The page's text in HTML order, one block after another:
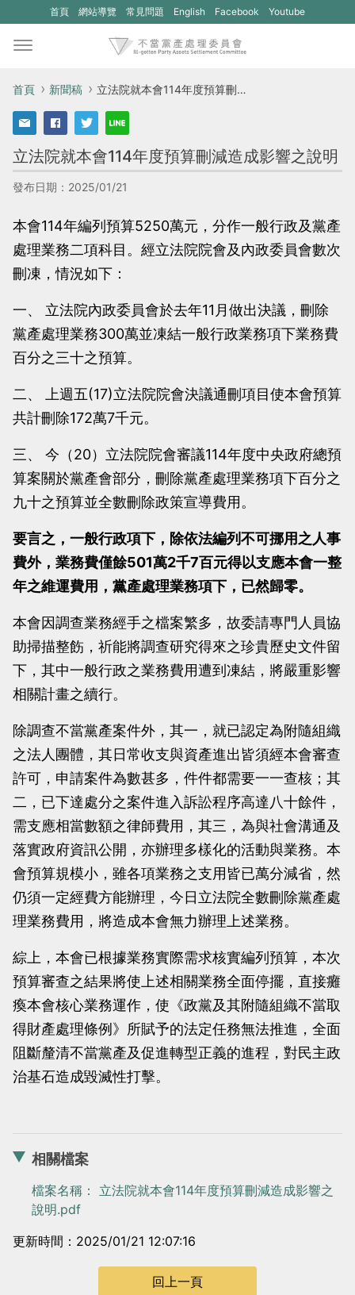
首頁 網站導覽 常見問題 English
(另
視
開
個
新
站：
不
黨
理
委
員
會
Facebook
(另
開
個
新
站：
不
黨
理
委
會
Youtube
首頁 新聞稿 立法院就本會114年度預算刪減造成影響之說明
立法院就本會114年度預算刪減造成影響之說明
發布日期：2025/01/21
本會114年編列預算5250萬元，分作一般行政及黨產
處理業務二項科目。經立法院院會及內政委員會數次
刪凍，情況如下：
一、 立法院內政委員會於去年11月做出決議，刪除
黨產處理業務300萬並凍結一般行政業務項下業務費
百分之三十之預算。
二、 上週五(17)立法院院會決議通刪項目使本會預算
共計刪除172萬7千元。
三、 今（20）立法院院會審議114年度中央政府總預
算案關於黨產會部分，刪除黨產處理業務項下百分之
九十之預算並全數刪除政策宣導費用。
要言之，一般行政項下，除依法編列不可挪用之人事
費外，業務費僅餘501萬2千7百元得以支應本會一整
年之維運費用，黨產處理業務項下，已然歸零。
本會因調查業務經手之檔案繁多，故委請專門人員協
助掃描整飭，祈能將調查研究得來之珍貴歷史文件留
下，其中一般行政之業務費用遭到凍結，將嚴重影響
相關計畫之續行。
除調查不當黨產案件外，其一，就已認定為附隨組織
之法人團體，其日常收支與資產進出皆須經本會審查
許可，申請案件為數甚多，件件都需要一一查核；其
二，已下達處分之案件進入訴訟程序高達八十餘件，
需支應相當數額之律師費用，其三，為與社會溝通及
落實政府資訊公開，亦辦理多樣化的活動與業務。本
會預算規模小，雖各項業務之支用皆已萬分減省，然
仍須一定經費方能辦理，今日立法院全數刪除黨產處
理業務費用，將造成本會無力辦理上述業務。
綜上，本會已根據業務實際需求核實編列預算，本次
預算審查之結果將使上述相關業務全面停擺，直接癱
瘓本會核心業務運作，使《政黨及其附隨組織不當取
得財產處理條例》所賦予的法定任務無法推進，全面
阻斷釐清不當黨產及促進轉型正義的進程，對民主政
治基石造成毀滅性打擊。
相關檔案
檔案名稱： 立法院就本會114年度預算刪減造成影響之
說明.pdf
更新時間：2025/01/21 12:07:16
回上一頁